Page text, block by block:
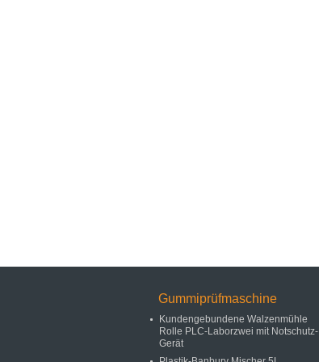
Gummiprüfmaschine
Kundengebundene Walzenmühle
Rolle PLC-Laborzwei mit Notschutz-
Gerät